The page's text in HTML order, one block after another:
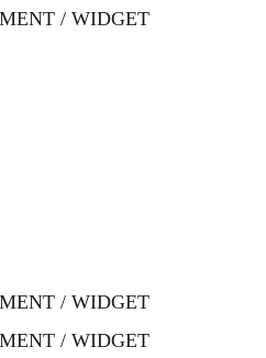
/ WIDGET
/ WIDGET
/ WIDGET